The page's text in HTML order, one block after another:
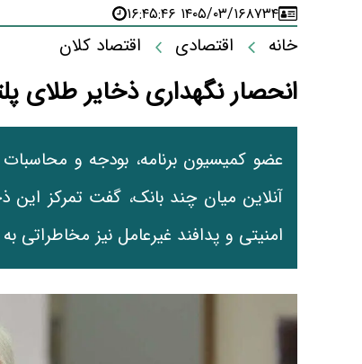
دام ارزان شد، گوشت نه/چرا کاهش قیمت به
افزایش کالابرگ در دستور کار دولت/
۸۷۳۴۱۴۰۵/۰۳/۱۶ ۱۶:۴۵:۴۶
خانه اقتصادی اقتصاد کلان
انحصار نگهداری ذخایر طلای
عضو کمیسیون برنامه، بودجه و
آنلاین میان چند بانک، گفت تمرکز این
امنیتی و پدافند غیرعامل نیز مخاطراتی